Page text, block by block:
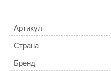
Артикул
Страна
Бренд